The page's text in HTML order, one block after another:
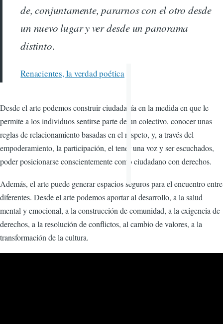
de, conjuntamente, pararnos con el otro desde
un nuevo lugar y ver desde un panorama
distinto.
Renacientes, la verdad poética
Desde el arte podemos construir ciudadanía en la medida en que le
permite a los individuos sentirse parte de un colectivo, conocer unas
reglas de relacionamiento basadas en el respeto, y, a través del
empoderamiento, la participación, el tener una voz y ser escuchados,
poder posicionarse conscientemente como ciudadano con derechos.
Además, el arte puede generar espacios seguros para el encuentro entre
diferentes. Desde el arte podemos aportar al desarrollo, a la salud
mental y emocional, a la construcción de comunidad, a la exigencia de
derechos, a la resolución de conflictos, al cambio de valores, a la
transformación de la cultura.